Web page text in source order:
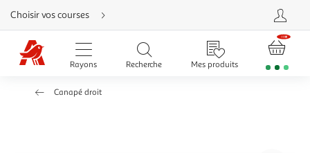
Aller
directement
au
contenu
Aller
directement
Aller
Choisir vos courses
Rayons Recherche Mes produits
Canapé droit